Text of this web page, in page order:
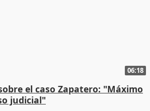
06:18
el caso Zapatero: "Máximo
judicial"